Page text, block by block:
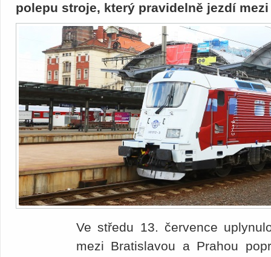
polepu stroje, který pravidelně jezdí
Ve středu 13. července
mezi Bratislavou a Prahou